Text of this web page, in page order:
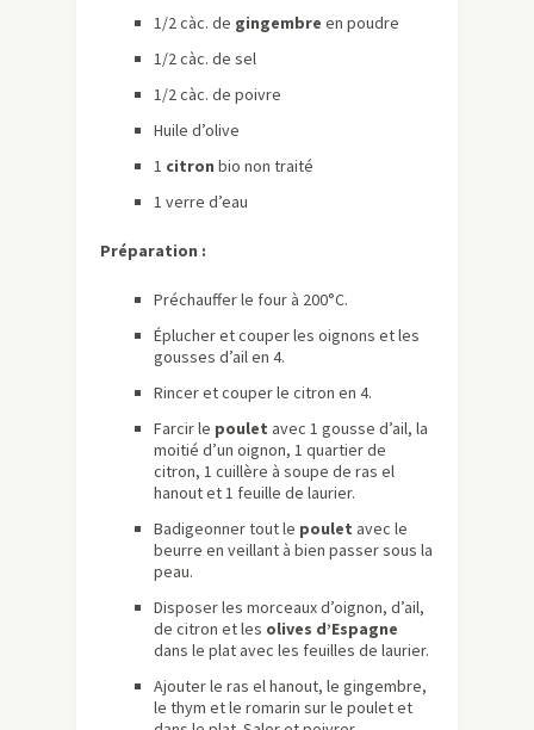
1/2 càc. de gingembre en poudre
1/2 càc. de sel
1/2 càc. de poivre
Huile d’olive
1 citron bio non traité
1 verre d’eau
Préparation :
Préchauffer le four à 200°C.
Éplucher et couper les oignons et les
gousses d’ail en 4.
Rincer et couper le citron en 4.
Farcir le poulet avec 1 gousse d’ail, la
moitié d’un oignon, 1 quartier de
citron, 1 cuillère à soupe de ras el
hanout et 1 feuille de laurier.
Badigeonner tout le poulet avec le
beurre en veillant à bien passer sous la
peau.
Disposer les morceaux d’oignon, d’ail,
de citron et les olives d’Espagne
dans le plat avec les feuilles de laurier.
Ajouter le ras el hanout, le gingembre,
le thym et le romarin sur le poulet et